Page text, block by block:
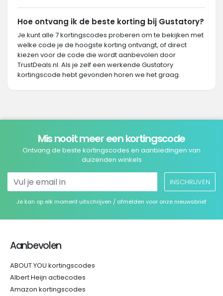
Hoe ontvang ik de beste korting bij Gustatory?
Je kunt alle 7 kortingscodes proberen om te bekijken met
welke code je de hoogste korting ontvangt, of direct
kiezen voor de code die wordt aanbevolen door
TrustDeals.nl. Als je zelf een werkende Gustatory
kortingscode hebt gevonden horen we het graag.
Mis nooit meer een kortingscode
Ontvang de beste kortingscodes en aanbiedingen van
duizenden winkels
INSCHRIJVEN
Je kan op elk moment uitschrijven / afmelden voor onze nieuwsbrief
Aanbevolen
ABOUT YOU kortingscodes
Albert Heijn actiecodes
Amazon kortingscodes